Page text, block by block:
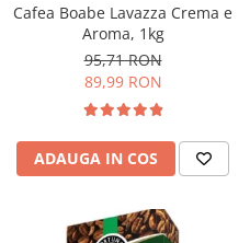
Cafea Boabe Lavazza Crema e
Aroma, 1kg
95,71 RON
89,99 RON
ADAUGA IN COS